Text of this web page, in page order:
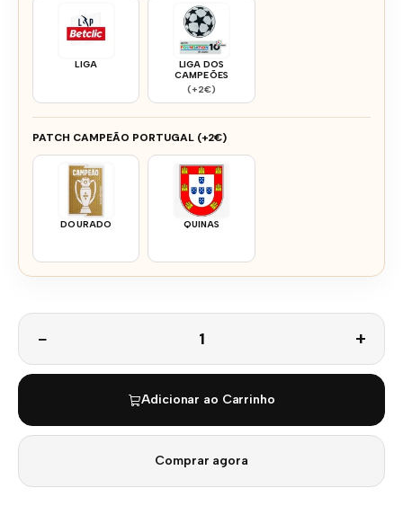
LIGA
LIGA DOS
CAMPEÕES
(+2€)
PATCH CAMPEÃO PORTUGAL (+2€)
DOURADO QUINAS
Adicionar ao Carrinho
Comprar agora